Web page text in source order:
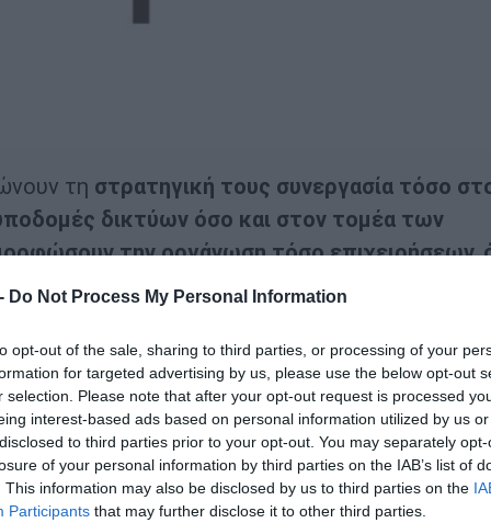
Do Not Process My Personal Information
opt-out of the sale, sharing to third parties, or processing of your
for targeted advertising by us, please use the below opt-out
selection. Please note that after your opt-out request is processed
interest-based ads based on personal information utilized by us
to third parties prior to your opt-out. You may separately
of your personal information by third parties on the IAB’s list of
This information may also be disclosed by us to third parties on the
Participants that may further disclose it to other third parties.
τη στρατηγική τους συνεργασία τόσο
δικτύων όσο και στον τομέα των
την οργάνωση τόσο επιχειρήσεων,
τη ζωή των πολιτών
, οι δύο εταιρείες
αιχμής σε ενσύρματα και ασύρματα
.
συγκεντρώνει την κατάλληλη
λύσεων δικτυακών υποδομών.
και εγκατάστασης ολοκληρωμένων
συστημάτων ασφαλείας της της